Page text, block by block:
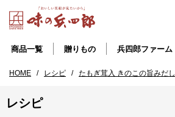
商品一覧 贈りもの 兵四郎ファーム
HOME / レシピ / たもぎ茸入 きのこの旨みだし
レシピ